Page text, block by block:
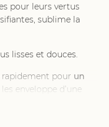
pour leurs vertus
sublime la
lisses et douces.
pour un
enveloppe d’une